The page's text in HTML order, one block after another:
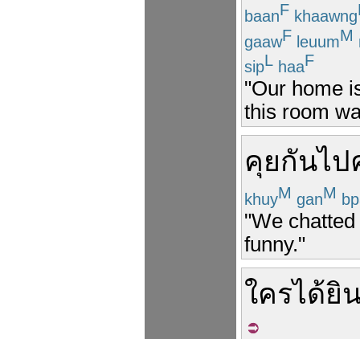
baanF khaawng
gaawF leuumM
sipL haaF
"Our home
this room
คุยกันไ
khuyM ganM
"We
funny."
ใครได้ยิ